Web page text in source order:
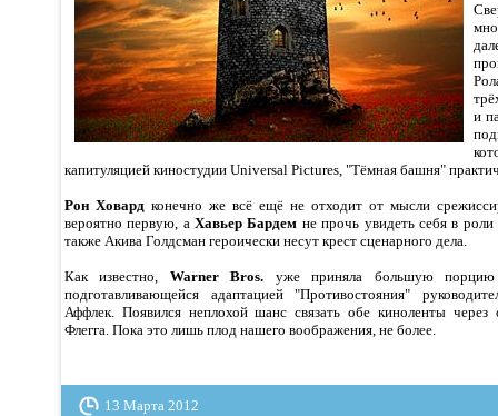
и
капитуляцией киностудии Universal Pictures, "Тёмная башня"
Рон Ховард конечно же всё ещё не отходит от мысли
вероятно первую, аХавьер Бардeм не прочь увидеть себя в
также Акива Голдсман героически несут крест сценарного дела.
Как известно, Warner Bros. уже приняла большую
подготавливающейся адаптацией "Противостояния"
Аффлек. Появился неплохой шанс связать обе киноленты
Флегга. Пока это лишь плод нашего воображения, не более.
13 Марта 2012